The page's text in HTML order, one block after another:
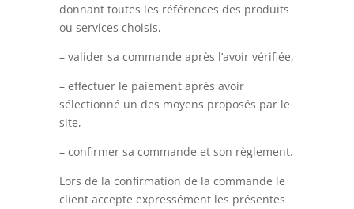
donnant toutes les références des produits
ou services choisis,
– valider sa commande après l’avoir vérifiée,
– effectuer le paiement après avoir
sélectionné un des moyens proposés par le
site,
– confirmer sa commande et son règlement.
Lors de la confirmation de la commande le
client accepte expressément les présentes